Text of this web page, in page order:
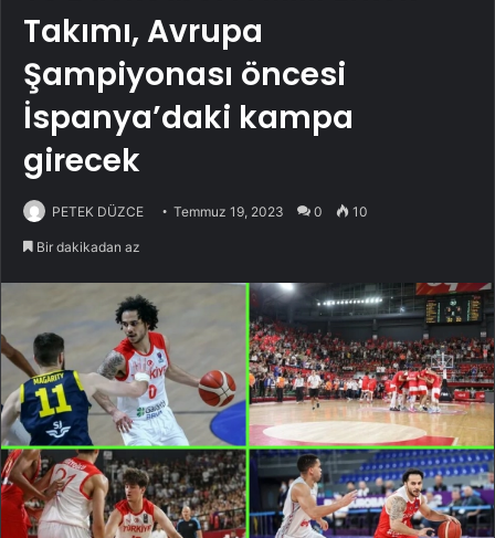
Takımı, Avrupa
Şampiyonası öncesi
İspanya’daki kampa
girecek
PETEK DÜZCE Temmuz 19, 2023 0 10
Bir dakikadan az